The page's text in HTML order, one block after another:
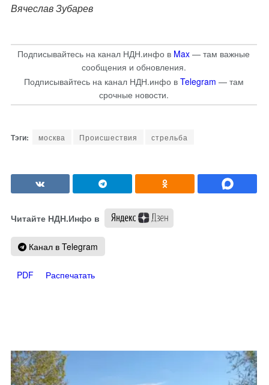
Вячеслав Зубарев
Подписывайтесь на канал НДН.инфо в Max — там важные
сообщения и обновления.
Подписывайтесь на канал НДН.инфо в Telegram — там
срочные новости.
москва Происшествия стрельба
Читайте НДН.Инфо в
Канал в Telegram
PDF Распечатать